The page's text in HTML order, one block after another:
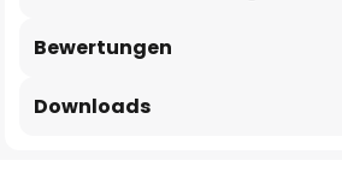
Bewertungen
Downloads